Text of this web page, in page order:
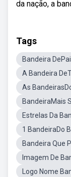
da nação, a
Tags
Bandeira
A Bandeira
As
BandeiraMais
Estrelas Da
1 BandeiraDo
Bandeira Que
Imagem De
Logo Nome